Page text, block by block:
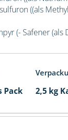
((als
(- Safener (als
Pack 2,5 kg